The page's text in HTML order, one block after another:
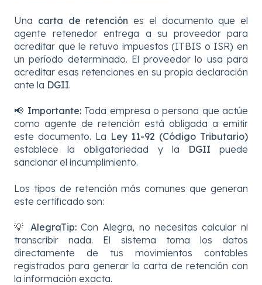
Una carta de retención es el documento que el
agente retenedor entrega a su proveedor para
acreditar que le retuvo impuestos (ITBIS o ISR) en
un período determinado. El proveedor lo usa para
acreditar esas retenciones en su propia declaración
ante la DGII.
📢 Importante:Toda empresa o persona que actúe
como agente de retención está obligada a emitir
este documento. La Ley 11-92 (Código Tributario)
establece la obligatoriedad y la
DGII puede
sancionar el incumplimiento.
Los tipos de retención más comunes que generan
este certificado son:
💡 AlegraTip:Con Alegra, no necesitas calcular ni
transcribir nada. El sistema toma los datos
directamente de tus movimientos contables
registrados para generar la carta de retención con
la información exacta.